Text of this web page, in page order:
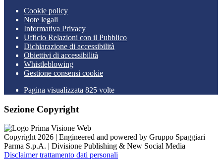
Cookie policy
Note legali
Informativa Privacy
Ufficio Relazioni con il Pubblico
Dichiarazione di accessibilità
Obiettivi di accessibilità
Whistleblowing
Gestione consensi cookie
Pagina visualizzata 825 volte
Sezione Copyright
Copyright 2026 | Engineered and powered by Gruppo Spaggiari
Parma S.p.A. | Divisione Publishing & New Social Media
Disclaimer trattamento dati personali